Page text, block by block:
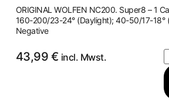
ORIGINAL WOLFEN NC200. Super8 – 1
160-200/23-24° (Daylight); 40-50/17-18°
Negative
43,99 € incl. Mwst.